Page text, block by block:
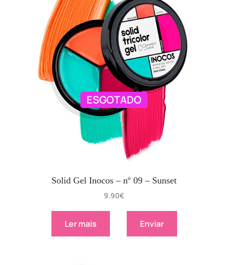
ESGOTADO
Solid Gel Inocos – nº 09 – Sunset
9.90€
Ler mais Enviar